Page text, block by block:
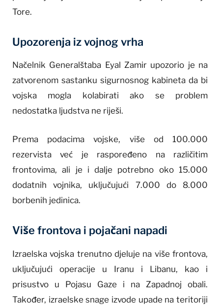
Tore.
Upozorenja iz vojnog vrha
Načelnik Generalštaba Eyal Zamir upozorio je na
zatvorenom sastanku sigurnosnog kabineta da bi
vojska mogla kolabirati ako se problem
nedostatka ljudstva ne riješi.
Prema podacima vojske, više od 100.000
rezervista već je raspoređeno na različitim
frontovima, ali je i dalje potrebno oko 15.000
dodatnih vojnika, uključujući 7.000 do 8.000
borbenih jedinica.
Više frontova i pojačani napadi
Izraelska vojska trenutno djeluje na više frontova,
uključujući operacije u Iranu i Libanu, kao i
prisustvo u Pojasu Gaze i na Zapadnoj obali.
Također, izraelske snage izvode upade na teritoriji